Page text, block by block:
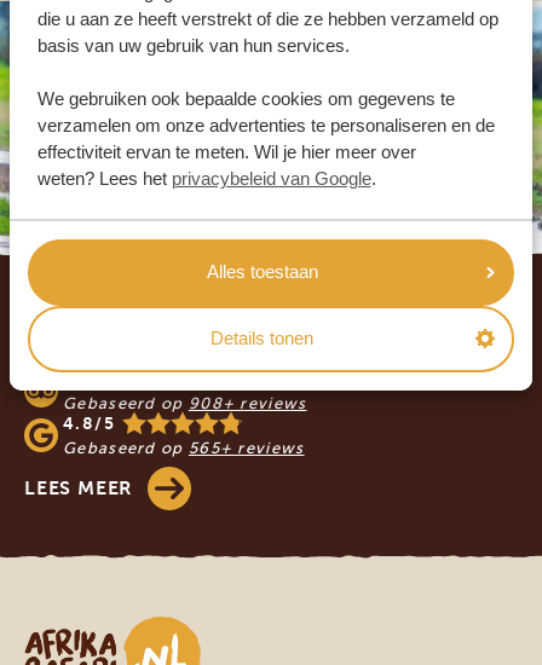
die u aan ze heeft verstrekt of die ze hebben verzameld op
basis van uw gebruik van hun services.
We gebruiken ook bepaalde cookies om gegevens te
verzamelen om onze advertenties te personaliseren en de
effectiviteit ervan te meten. Wil je hier meer over
weten? Lees het privacybeleid van Google.
Alles toestaan
Details tonen
Footer
WAT ZEGGEN ONZE KLANTEN? LEES DE
REVIEWS!
4.9/5
Gebaseerd op 908+ reviews
4.8/5
Gebaseerd op 565+ reviews
LEES MEER
Afrika safari